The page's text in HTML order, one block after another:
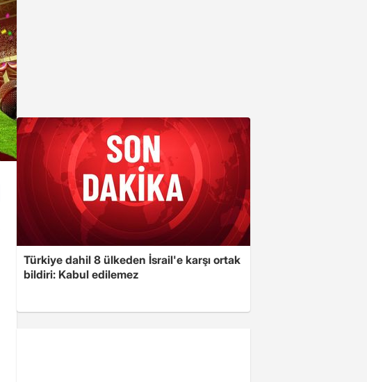
Türkiye dahil 8 ülkeden İsrail'e karşı ortak
bildiri: Kabul edilemez